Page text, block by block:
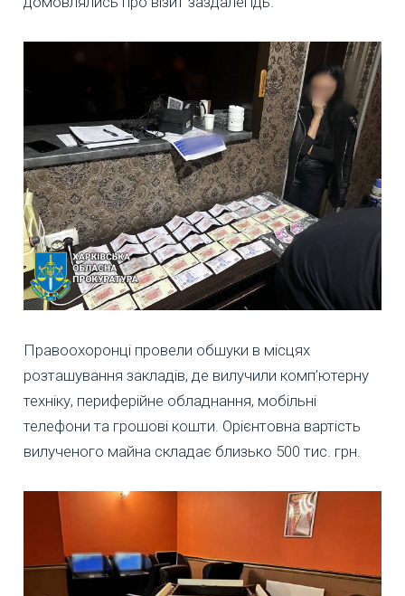
Правоохоронці провели обшуки в місцях
розташування закладів, де вилучили комп’ютерну
техніку, периферійне обладнання, мобільні
телефони та грошові кошти. Орієнтовна вартість
вилученого майна складає близько 500 тис. грн.